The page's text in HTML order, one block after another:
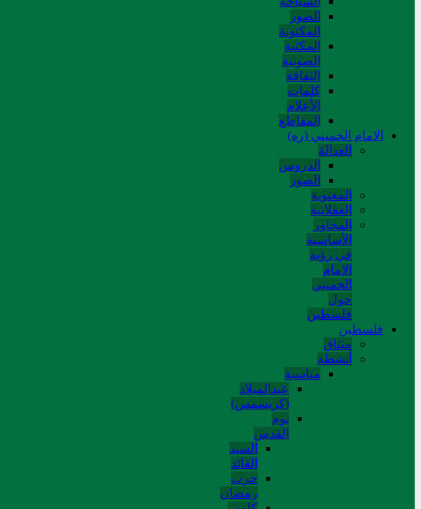
الصور
المکتوبة
المکتبة
الصوتیة
الثقافة
کلمات
الأعلام
المقاطع
الامام الخميني (ره)
العدالة
الدروس
الصور
المعنوية
العقلانية
المحاور
الأساسیة
في رؤیة
الإمام
الخمیني
حول
فلسطین
فلسطین
میثاق
أنشطة
مناسبة
عیدالمیلاد
(کریسمس)
یوم
القدس
السید
القائد
حرب
رمضان